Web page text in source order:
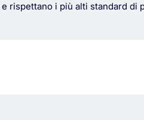
e rispettano i più alti standard di